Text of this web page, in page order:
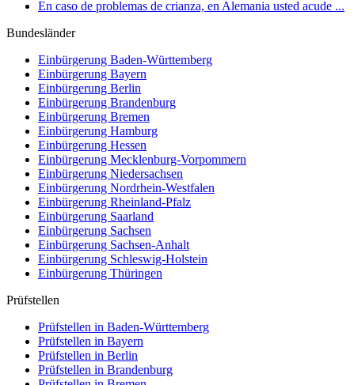
En caso de problemas de crianza, en Alemania usted acude ...
Bundesländer
Einbürgerung Baden-Württemberg
Einbürgerung Bayern
Einbürgerung Berlin
Einbürgerung Brandenburg
Einbürgerung Bremen
Einbürgerung Hamburg
Einbürgerung Hessen
Einbürgerung Mecklenburg-Vorpommern
Einbürgerung Niedersachsen
Einbürgerung Nordrhein-Westfalen
Einbürgerung Rheinland-Pfalz
Einbürgerung Saarland
Einbürgerung Sachsen
Einbürgerung Sachsen-Anhalt
Einbürgerung Schleswig-Holstein
Einbürgerung Thüringen
Prüfstellen
Prüfstellen in Baden-Württemberg
Prüfstellen in Bayern
Prüfstellen in Berlin
Prüfstellen in Brandenburg